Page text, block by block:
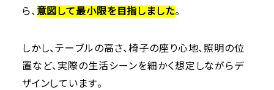
ら、 意図して最小限を目指しました。
しかし、テーブルの高さ、椅子の座り心地、照明の位
置など、実際の生活シーンを細かく想定しながらデ
ザインしています。